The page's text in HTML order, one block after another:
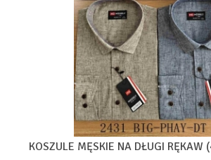
KOSZULE MĘSKIE NA DŁUGI